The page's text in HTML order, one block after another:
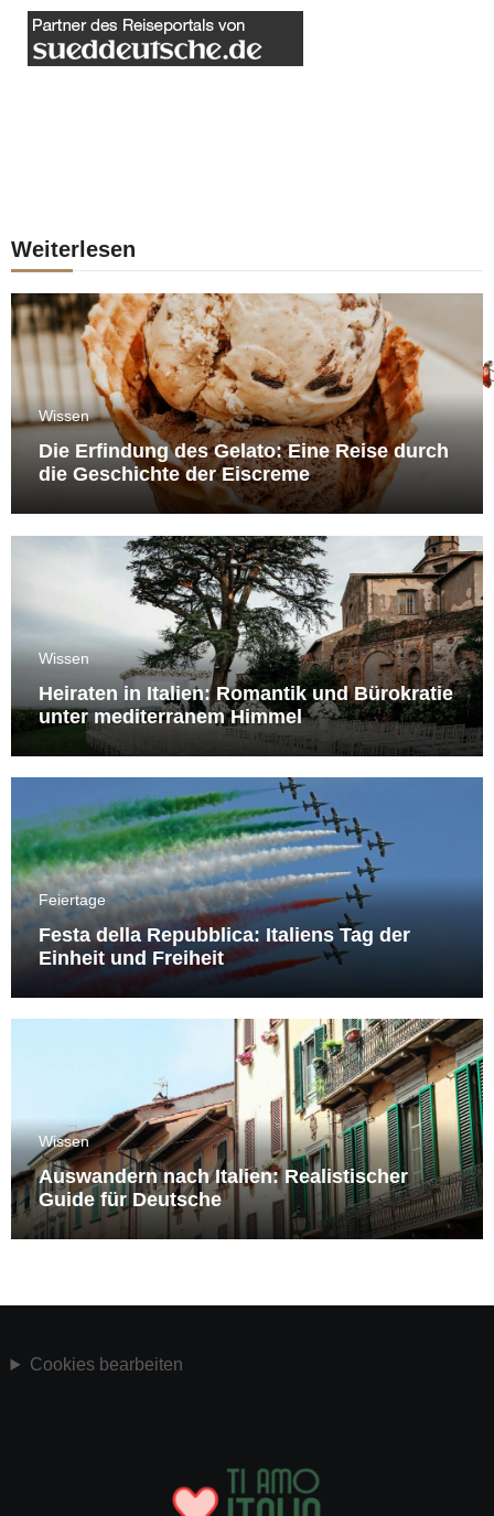
Weiterlesen
Wissen
Die Erfindung des Gelato: Eine Reise durch
die Geschichte der Eiscreme
Wissen
Heiraten in Italien: Romantik und Bürokratie
unter mediterranem Himmel
Feiertage
Festa della Repubblica: Italiens Tag der
Einheit und Freiheit
Wissen
Auswandern nach Italien: Realistischer
Guide für Deutsche
Cookies bearbeiten